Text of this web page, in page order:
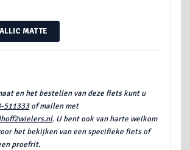
MATTE
en het bestellen van deze fiets kunt u
511333of mailen met
. U bent ook van harte welkom
het bekijken van een specifieke fiets of
proefrit.